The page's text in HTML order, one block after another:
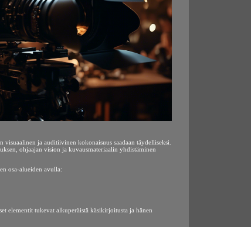
visuaalinen ja auditiivinen kokonaisuus saadaan täydelliseksi.
ohjaajan vision ja kuvausmateriaalin yhdistäminen
osa-alueiden avulla:
elementit tukevat alkuperäistä käsikirjoitusta ja hänen